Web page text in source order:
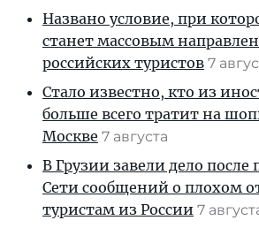
Названо условие, при
станет массовым
российских туристов 7
Стало известно, кто из
больше всего тратит на
Москве 7 августа
В Грузии завели дело после
Сети сообщений о плохом
туристам из России 7